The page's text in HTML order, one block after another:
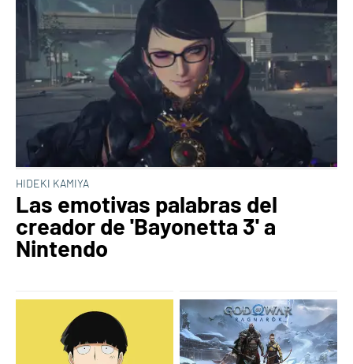
HIDEKI KAMIYA
Las emotivas palabras del
creador de 'Bayonetta 3' a
Nintendo